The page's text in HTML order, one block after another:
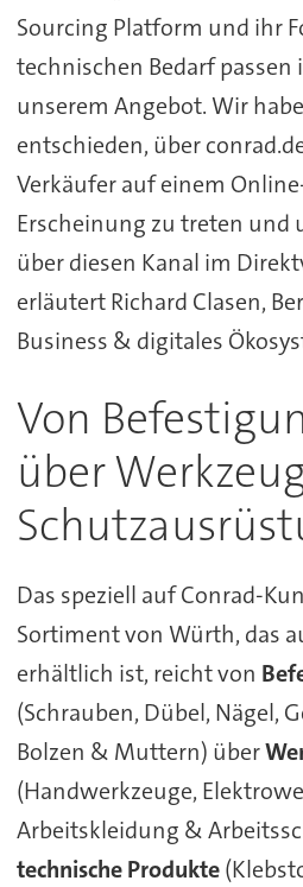
Sourcing Platform und ihr
technischen Bedarf passen
unserem Angebot. Wir
entschieden, über
Verkäufer auf einem
Erscheinung zu treten und
über diesen Kanal im
erläutert Richard Clasen,
Business & digitales
Von
über
Das speziell auf Conrad-
Sortiment von Würth, das
erhältlich ist, reicht von
(Schrauben, Dübel, Nägel,
Bolzen & Muttern) über
(Handwerkzeuge,
Arbeitskleidung &
technische Produkte